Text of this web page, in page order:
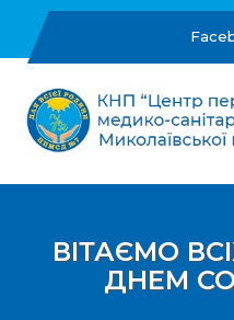
content
ЦПМСД №7
первинної
ВІТАЄМО
ДНЕМ